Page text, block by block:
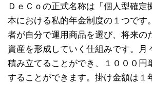
ＤｅＣｏの正式名称は「個人型確定
本における私的年金制度の１つです
者が自分で運用商品を選び、将来の
資産を形成していく仕組みです。月
積み立てることができ、１０００円
することができます。掛け金額は１